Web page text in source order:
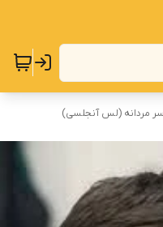
مردانه (لس آنجلسی)